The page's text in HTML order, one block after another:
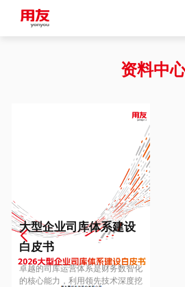
Europe
Hungary
资料中
大型企业司库体系建设
白皮书
卓越的司库运营体系是财务数智化
的核心能力，利用领先技术深度挖